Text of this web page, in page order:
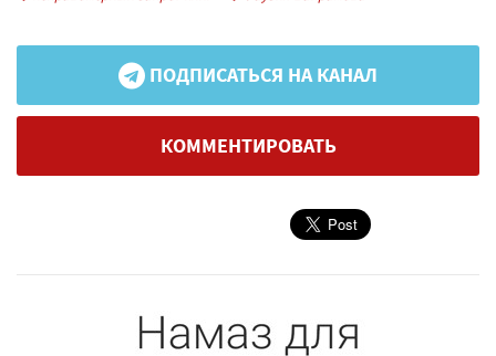
ПОДПИСАТЬСЯ НА КАНАЛ
КОММЕНТИРОВАТЬ